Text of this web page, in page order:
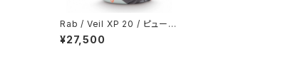
Rab / Veil XP 20 / ピュータ
ー/グラフェン
¥27,500